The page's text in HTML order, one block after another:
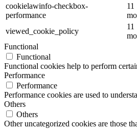
cookielawinfo-checkbox-
performance
11
viewed_cookie_policy
11
Functional
Functional
Functional cookies help to perform
Performance
Performance
Performance cookies are used to
Others
Others
Other uncategorized cookies are those